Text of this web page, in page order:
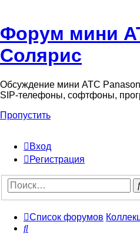
Форум мини
Солярис
Обсуждение мини АТС
SIP-телефоны, софтфоны,
Пропустить
Вход
Регистрация
Список форумов
Поиск